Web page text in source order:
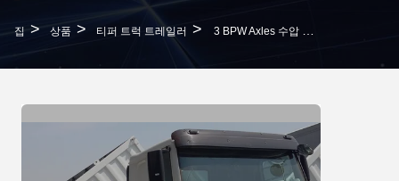
집 > 상품 > 티퍼 트럭 트레일러 > 3 BPW Axles 수압 측면 굽기 트럭, 50 Cbm 측면 덤프 트럭